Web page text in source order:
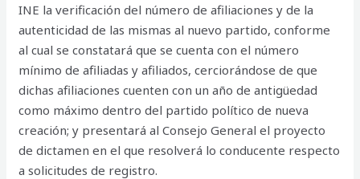
INE la verificación del número de afiliaciones y de la
autenticidad de las mismas al nuevo partido, conforme
al cual se constatará que se cuenta con el número
mínimo de afiliadas y afiliados, cerciorándose de que
dichas afiliaciones cuenten con un año de antigüedad
como máximo dentro del partido político de nueva
creación; y presentará al Consejo General el proyecto
de dictamen en el que resolverá lo conducente respecto
a solicitudes de registro.